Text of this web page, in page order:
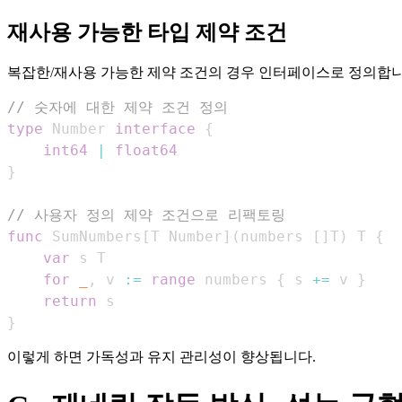
재사용 가능한 타입 제약 조건
복잡한/재사용 가능한 제약 조건의 경우 인터페이스로 정의합
// 숫자에 대한 제약 조건 정의
type Number interface
{
int64
float64
}
// 사용자 정의 제약 조건으로 리팩토링
func SumNumbers [T Number ] ( numbers [ ] T ) T
{
var
for
, v := range numbers { s += v
}
return
}
이렇게 하면 가독성과 유지 관리성이 향상됩니다.